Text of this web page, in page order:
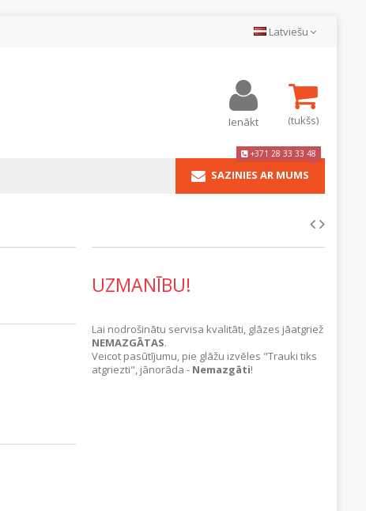
Latviešu
(tukšs)
Ienākt
SAZINIES AR MUMS
+371 28 33 33 48
UZMANĪBU!
Lai nodrošinātu servisa kvalitāti, glāzes jāatgriež
NEMAZGĀTAS.
Veicot pasūtījumu, pie glāžu izvēles "Trauki tiks
atgriezti", jānorāda - Nemazgāti!